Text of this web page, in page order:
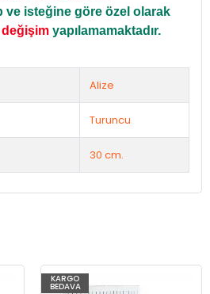
ve isteğine göre özel olarak
değişim yapılamamaktadır.
Alize
Turuncu
30 cm.
KARGO
BEDAVA